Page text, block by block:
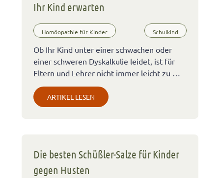
Ihr Kind erwarten
Homöopathie für Kinder Schulkind
Ob Ihr Kind unter einer schwachen oder
einer schweren Dyskalkulie leidet, ist für
Eltern und Lehrer nicht immer leicht zu …
ARTIKEL LESEN
Die besten Schüßler-Salze für Kinder
gegen Husten